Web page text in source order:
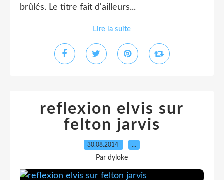
brûlés. Le titre fait d'ailleurs...
Lire la suite
reflexion elvis sur
felton jarvis
30.08.2014 …
Par dyloke